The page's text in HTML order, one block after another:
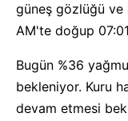
güneş gözlüğü ve
AM'te doğup
Bugün %36
bekleniyor. Kuru
devam etmesi